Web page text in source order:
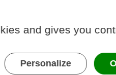
France depuis au moins 6
and gives you
Personalize